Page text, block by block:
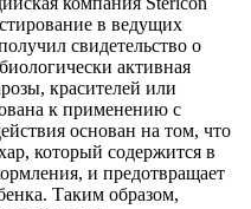
в ведущих
свидетельство о
активная
красителей или
к применению с
основан на том, что
который содержится в
и предотвращает
Таким образом,